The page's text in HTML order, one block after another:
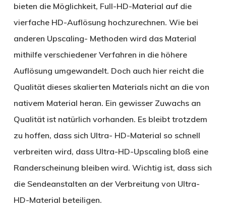
bieten die Möglichkeit, Full-HD-Material auf die
vierfache HD-Auflösung hochzurechnen. Wie bei
anderen Upscaling- Methoden wird das Material
mithilfe verschiedener Verfahren in die höhere
Auflösung umgewandelt. Doch auch hier reicht die
Qualität dieses skalierten Materials nicht an die von
nativem Material heran. Ein gewisser Zuwachs an
Qualität ist natürlich vorhanden. Es bleibt trotzdem
zu hoffen, dass sich Ultra- HD-Material so schnell
verbreiten wird, dass Ultra-HD-Upscaling bloß eine
Randerscheinung bleiben wird. Wichtig ist, dass sich
die Sendeanstalten an der Verbreitung von Ultra-
HD-Material beteiligen.